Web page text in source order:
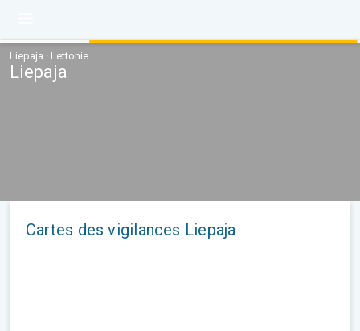
Liepaja · Lettonie
Liepaja
Cartes des vigilances Liepaja